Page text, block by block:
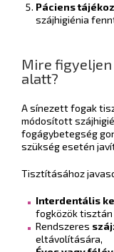
Páciens
szájhigiénia
Mire figyeljen
alatt?
A sínezett fogak
módosított
fogágybetegség
szükség esetén
Tisztításához
Interdentális
fogközök
Rendszeres
eltávolítására,